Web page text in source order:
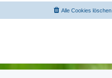
Alle Cookies löschen